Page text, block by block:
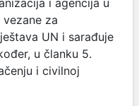
i agencija u
za
UN i sarađuje
u članku 5.
i civilnoj